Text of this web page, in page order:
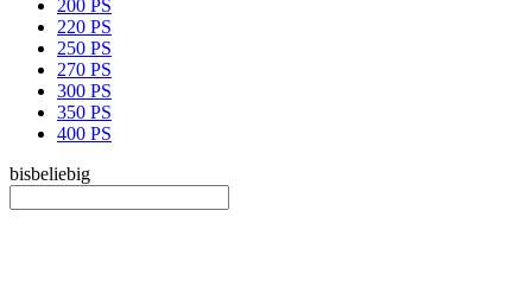
200 PS
220 PS
250 PS
270 PS
300 PS
350 PS
400 PS
bisbeliebig